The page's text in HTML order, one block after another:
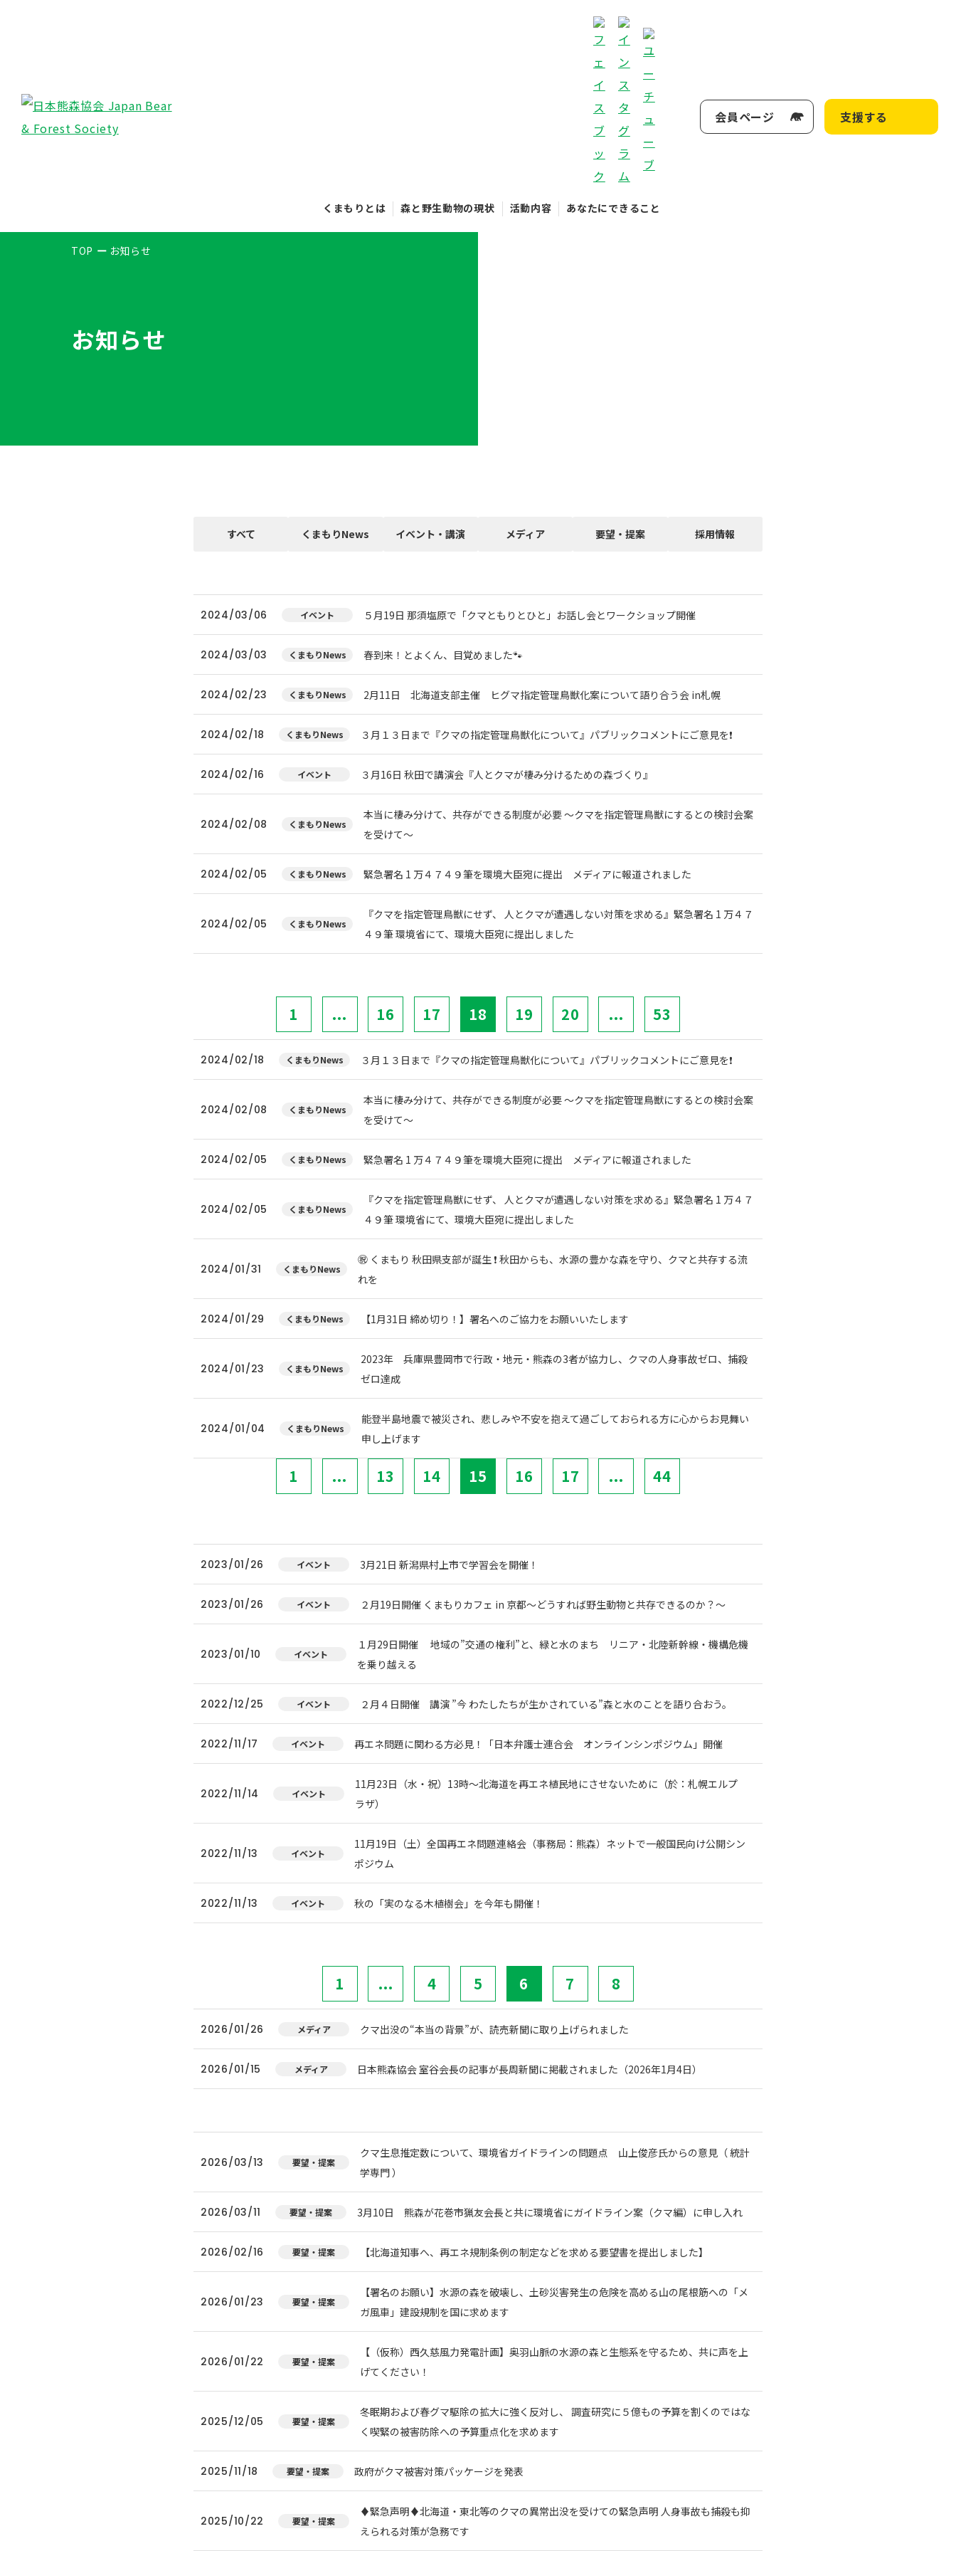
くまもりとは 森と野生動物の現状 活動内容 あなたにできること
会員ページ 支援する
TOP お知らせ
お知らせ
すべて くまもりNews イベント・講演 メディア 要望・提案 採用情報
2024/03/06 イベント ５月19日 那須塩原で「クマともりとひと」お話し会とワークショップ開催
2024/03/03 くまもりNews 春到来！とよくん、目覚めました🐾
2024/02/23 くまもりNews 2月11日 北海道支部主催 ヒグマ指定管理鳥獣化案について語り合う会 in札幌
2024/02/18 くまもりNews ３月１３日まで『クマの指定管理鳥獣化について』パブリックコメントにご意見を❗
2024/02/16 イベント ３月16日 秋田で講演会『人とクマが棲み分けるための森づくり』
2024/02/08 くまもりNews
本当に棲み分けて、共存ができる制度が必要 ～クマを指定管理鳥獣にするとの検討会案
を受けて～
2024/02/05 くまもりNews 緊急署名 1 万４７４９筆を環境大臣宛に提出 メディアに報道されました
2024/02/05 くまもりNews
『クマを指定管理鳥獣にせず、 人とクマが遭遇しない対策を求める』緊急署名 1 万４７
４９筆 環境省にて、環境大臣宛に提出しました
1 ... 16 17 18 19 20 ... 53
2024/02/18 くまもりNews ３月１３日まで『クマの指定管理鳥獣化について』パブリックコメントにご意見を❗
2024/02/08 くまもりNews
本当に棲み分けて、共存ができる制度が必要 ～クマを指定管理鳥獣にするとの検討会案
を受けて～
2024/02/05 くまもりNews 緊急署名 1 万４７４９筆を環境大臣宛に提出 メディアに報道されました
2024/02/05 くまもりNews
『クマを指定管理鳥獣にせず、 人とクマが遭遇しない対策を求める』緊急署名 1 万４７
４９筆 環境省にて、環境大臣宛に提出しました
2024/01/31 くまもりNews
㊗ くまもり 秋田県支部が誕生 ❗ 秋田からも、水源の豊かな森を守り、クマと共存する流
れを
2024/01/29 くまもりNews 【1月31日 締め切り！】署名へのご協力をお願いいたします
2024/01/23 くまもりNews
2023年 兵庫県豊岡市で行政・地元・熊森の3者が協力し、クマの人身事故ゼロ、捕殺
ゼロ達成
2024/01/04 くまもりNews
能登半島地震で被災され、悲しみや不安を抱えて過ごしておられる方に心からお見舞い
申し上げます
1 ... 13 14 15 16 17 ... 44
2023/01/26 イベント 3月21日 新潟県村上市で学習会を開催！
2023/01/26 イベント ２月19日開催 くまもりカフェ in 京都～どうすれば野生動物と共存できるのか？～
2023/01/10 イベント
１月29日開催 地域の”交通の権利”と、緑と水のまち リニア・北陸新幹線・機構危機
を乗り越える
2022/12/25 イベント ２月４日開催 講演 ”今 わたしたちが生かされている”森と水のことを語り合おう。
2022/11/17 イベント 再エネ問題に関わる方必見！「日本弁護士連合会 オンラインシンポジウム」開催
2022/11/14 イベント
11月23日（水・祝）13時～北海道を再エネ植民地にさせないために（於：札幌エルプ
ラザ）
2022/11/13 イベント
11月19日（土）全国再エネ問題連絡会（事務局：熊森）ネットで一般国民向け公開シン
ポジウム
2022/11/13 イベント 秋の「実のなる木植樹会」を今年も開催！
1 ... 4 5 6 7 8
2026/01/26 メディア クマ出没の“本当の背景”が、読売新聞に取り上げられました
2026/01/15 メディア 日本熊森協会 室谷会長の記事が長周新聞に掲載されました（2026年1月4日）
2026/03/13 要望・提案
クマ生息推定数について、環境省ガイドラインの問題点 山上俊彦氏からの意見（ 統計
学専門 ）
2026/03/11 要望・提案 3月10日 熊森が花巻市猟友会長と共に環境省にガイドライン案（クマ編）に申し入れ
2026/02/16 要望・提案 【北海道知事へ、再エネ規制条例の制定などを求める要望書を提出しました】
2026/01/23 要望・提案
【署名のお願い】水源の森を破壊し、土砂災害発生の危険を高める山の尾根筋への「メ
ガ風車」建設規制を国に求めます
2026/01/22 要望・提案
【（仮称）西久慈風力発電計画】奥羽山脈の水源の森と生態系を守るため、共に声を上
げてください！
2025/12/05 要望・提案
冬眠期および春グマ駆除の拡大に強く反対し、 調査研究に５億もの予算を割くのではな
く喫緊の被害防除への予算重点化を求めます
2025/11/18 要望・提案 政府がクマ被害対策パッケージを発表
2025/10/22 要望・提案
♦️緊急声明♦️北海道・東北等のクマの異常出没を受けての緊急声明 人身事故も捕殺も抑
えられる対策が急務です